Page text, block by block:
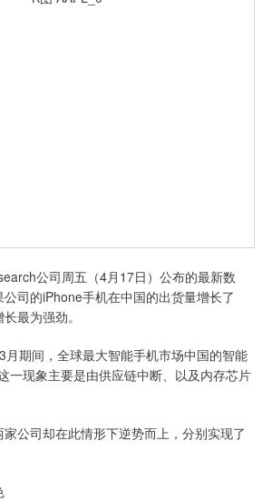
公司周五（4月17日）公布的最新数
司的iPhone手机在中国的出货量增长了
最为强劲。
期间，全球最大智能手机市场中国的智能
一现象主要是由供应链中断、以及内存芯片
公司却在此情形下逆势而上，分别实现了